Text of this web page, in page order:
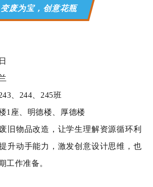
变废为宝，创意花瓶
244
245班
1 座、明德楼、厚德楼
旧物品改造，让学生理解资源循环利
升动手能力，激发创意设计思维，也
工作准备。